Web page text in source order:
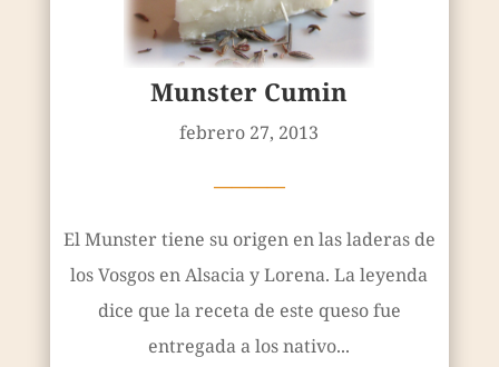
Munster Cumin
febrero 27, 2013
————
El Munster tiene su origen en las laderas de
los Vosgos en Alsacia y Lorena. La leyenda
dice que la receta de este queso fue
entregada a los nativo...